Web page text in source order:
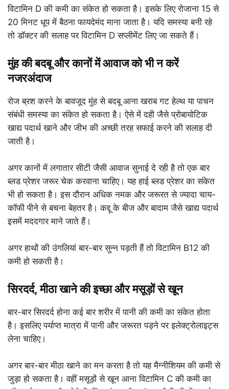
विटामिन D की कमी का संकेत हो सकता है। इसके लिए रोजाना 15 से
20 मिनट धूप में बैठना फायदेमंद माना जाता है। यदि समस्या बनी रहे
तो डॉक्टर की सलाह पर विटामिन D सप्लीमेंट लिए जा सकते हैं।
मुंह की बदबू और कानों में आवाज को भी न करें
नजरअंदाज
रोज ब्रश करने के बावजूद मुंह से बदबू आना खराब गट हेल्थ या पाचन
संबंधी समस्या का संकेत हो सकता है। ऐसे में दही जैसे प्रोबायोटिक
खाद्य पदार्थ खाने और जीभ की अच्छी तरह सफाई करने की सलाह दी
जाती है।
अगर कानों में लगातार सीटी जैसी आवाज सुनाई दे रही है तो एक बार
ब्लड प्रेशर जरूर चेक करवाना चाहिए। यह हाई ब्लड प्रेशर का संकेत
भी हो सकता है। इस दौरान अधिक नमक और जरूरत से ज्यादा चाय-
कॉफी पीने से बचना बेहतर है। कद्दू के बीज और बादाम जैसे खाद्य पदार्थ
इसमें मददगार माने जाते हैं।
अगर हाथों की उंगलियां बार-बार सुन्न पड़ती हैं तो विटामिन B12 की
कमी हो सकती है।
सिरदर्द, मीठा खाने की इच्छा और मसूड़ों से खून
बार-बार सिरदर्द होना कई बार शरीर में पानी की कमी का संकेत होता
है। इसलिए पर्याप्त मात्रा में पानी और जरूरत पड़ने पर इलेक्ट्रोलाइट्स
लेना चाहिए।
अगर बार-बार मीठा खाने का मन करता है तो यह मैग्नीशियम की कमी से
जुड़ा हो सकता है। वहीं मसूड़ों से खून आना विटामिन C की कमी का